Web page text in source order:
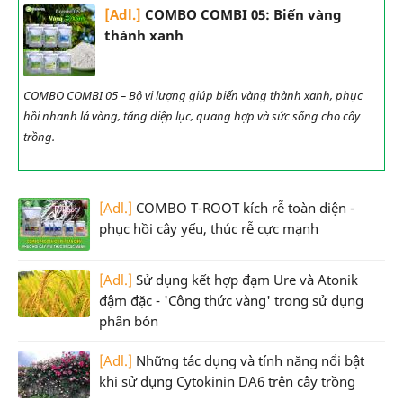
[Adl.] COMBO COMBI 05: Biến vàng
thành xanh
COMBO COMBI 05 – Bộ vi lượng giúp biến vàng thành xanh, phục
hồi nhanh lá vàng, tăng diệp lục, quang hợp và sức sống cho cây
trồng.
[Adl.] COMBO T-ROOT kích rễ toàn diện -
phục hồi cây yếu, thúc rễ cực mạnh
[Adl.] Sử dụng kết hợp đạm Ure và Atonik
đậm đặc - 'Công thức vàng' trong sử dụng
phân bón
[Adl.] Những tác dụng và tính năng nổi bật
khi sử dụng Cytokinin DA6 trên cây trồng